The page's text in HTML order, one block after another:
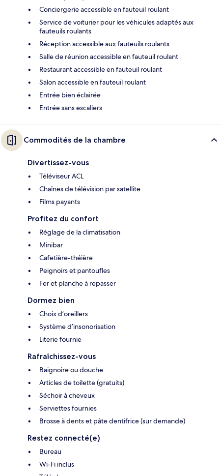
Conciergerie accessible en fauteuil roulant
Service de voiturier pour les véhicules adaptés aux
fauteuils roulants
Réception accessible aux fauteuils roulants
Salle de réunion accessible en fauteuil roulant
Restaurant accessible en fauteuil roulant
Salon accessible en fauteuil roulant
Entrée bien éclairée
Entrée sans escaliers
Commodités de la chambre
Divertissez-vous
Téléviseur ACL
Chaînes de télévision par satellite
Films payants
Profitez du confort
Réglage de la climatisation
Minibar
Cafetière-théière
Peignoirs et pantoufles
Fer et planche à repasser
Dormez bien
Choix d’oreillers
Système d’insonorisation
Literie fournie
Rafraîchissez-vous
Baignoire ou douche
Articles de toilette (gratuits)
Séchoir à cheveux
Serviettes fournies
Brosse à dents et pâte dentifrice (sur demande)
Restez connecté(e)
Bureau
Wi-Fi inclus